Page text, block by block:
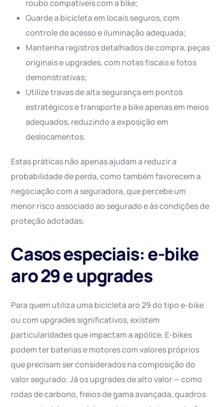
roubo compatíveis com a bike;
Guarde a bicicleta em locais seguros, com
controle de acesso e iluminação adequada;
Mantenha registros detalhados de compra, peças
originais e upgrades, com notas fiscais e fotos
demonstrativas;
Utilize travas de alta segurança em pontos
estratégicos e transporte a bike apenas em meios
adequados, reduzindo a exposição em
deslocamentos.
Estas práticas não apenas ajudam a reduzir a
probabilidade de perda, como também favorecem a
negociação com a seguradora, que percebe um
menor risco associado ao segurado e às condições de
proteção adotadas.
Casos especiais: e-bike
aro 29 e upgrades
Para quem utiliza uma bicicleta aro 29 do tipo e-bike
ou com upgrades significativos, existem
particularidades que impactam a apólice. E-bikes
podem ter baterias e motores com valores próprios
que precisam ser considerados na composição do
valor segurado. Já os upgrades de alto valor — como
rodas de carbono, freios de gama avançada, quadros